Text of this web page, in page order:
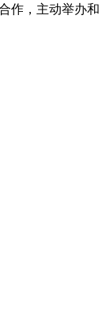
作，主动举办和